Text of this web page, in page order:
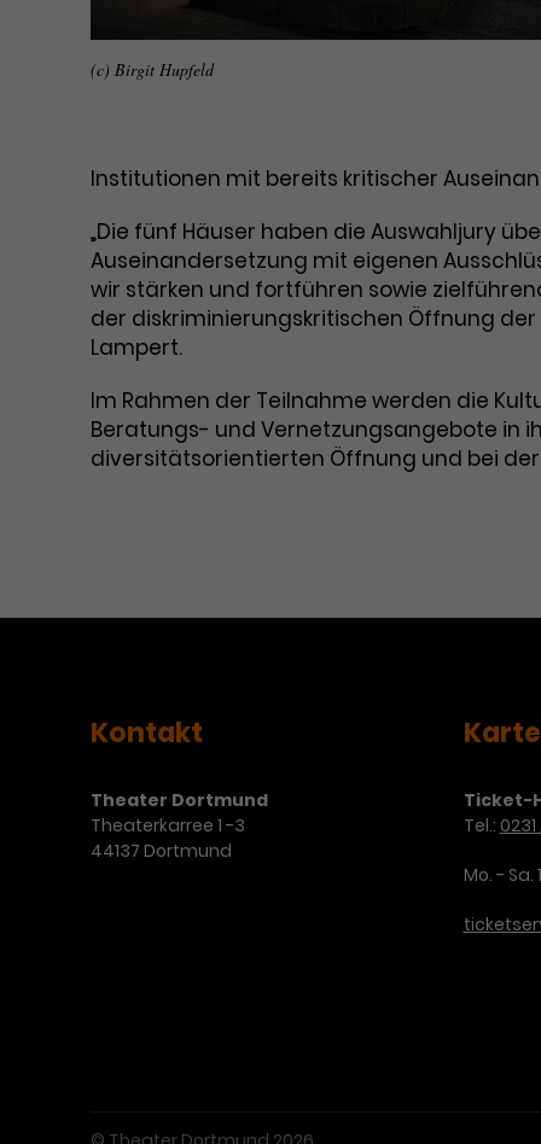
(c) Birgit Hupfeld
Institutionen mit bereits kritischer
„Die fünf Häuser haben die Auswahljury
Auseinandersetzung mit eigenen
wir stärken und fortführen sowie
der diskriminierungskritischen Öffnung
Lampert.
Im Rahmen der Teilnahme werden die
Beratungs- und Vernetzungsangebote in
diversitätsorientierten Öffnung und bei
Kontakt
Theater Dortmund
Theaterkarree 1 -3
44137 Dortmund
Ticket-
Tel.:
Mo. - Sa.